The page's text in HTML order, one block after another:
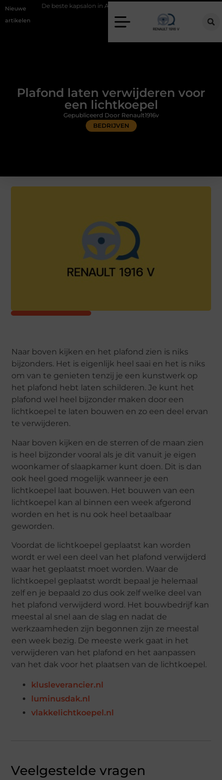
Nieuwe
artikelen
beste kapsalon in Arnhem: meer dan alleen een knipbeurt
Plafond laten verwijderen voor
een lichtkoepel
BEDRIJVEN
Gepubliceerd Door Renault1916v
Naar boven kijken en het plafond zien is niks
bijzonders. Het is eigenlijk heel saai en het is niks
om van te genieten tenzij je een kunstwerk op
het plafond hebt laten schilderen. Je kunt het
plafond wel heel bijzonder maken door een
lichtkoepel te laten bouwen en zo een deel ervan
te verwijderen.
Naar boven kijken en de sterren of de maan zien
is heel bijzonder vooral als je dit vanuit je eigen
woonkamer of slaapkamer kunt doen. Dit is dan
ook heel goed mogelijk wanneer je een
lichtkoepel laat bouwen. Het bouwen van een
lichtkoepel kan al binnen een week afgerond
worden en het is nu ook heel betaalbaar
geworden.
Voordat de lichtkoepel geplaatst kan worden
wordt er wel een deel van het plafond verwijderd
waar het geplaatst moet worden. Waar de
lichtkoepel geplaatst wordt bepaal je helemaal
zelf en je bepaald zo dus ook zelf welke deel van
het plafond verwijderd word. Het bouwbedrijf kan
meestal al snel aan de slag en nadat de
werkzaamheden zijn begonnen zijn ze meestal
een week bezig. De meeste werk gaat in het
verwijderen van het plafond en het aanpassen
van het dak voor het plaatsen van de lichtkoepel.
klusleverancier.nl
luminusdak.nl
vlakkelichtkoepel.nl
Veelgestelde vragen